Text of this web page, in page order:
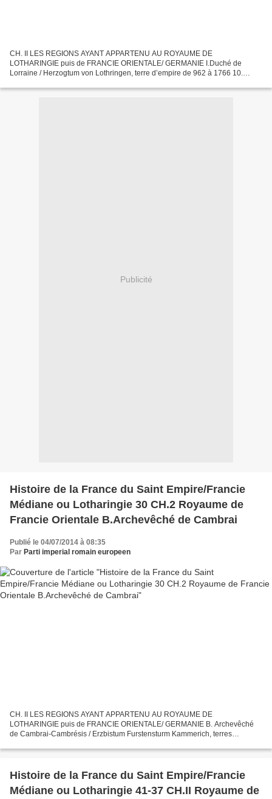
CH. II LES REGIONS AYANT APPARTENU AU ROYAUME DE
LOTHARINGIE puis de FRANCIE ORIENTALE/ GERMANIE I.Duché de
Lorraine / Herzogtum von Lothringen, terre d’empire de 962 à 1766 10.
plus...
Publicité
Histoire de la France du Saint Empire/Francie
Médiane ou Lotharingie 30 CH.2 Royaume de
Francie Orientale B.Archevêché de Cambrai
Publié le 04/07/2014 à 08:35
Par Parti imperial romain europeen
CH. II LES REGIONS AYANT APPARTENU AU ROYAUME DE
LOTHARINGIE puis de FRANCIE ORIENTALE/ GERMANIE B. Archevêché
de Cambrai-Cambrésis / Erzbistum Furstensturm Kammerich, terres
de...
Histoire de la France du Saint Empire/Francie
Médiane ou Lotharingie 41-37 CH.II Royaume de